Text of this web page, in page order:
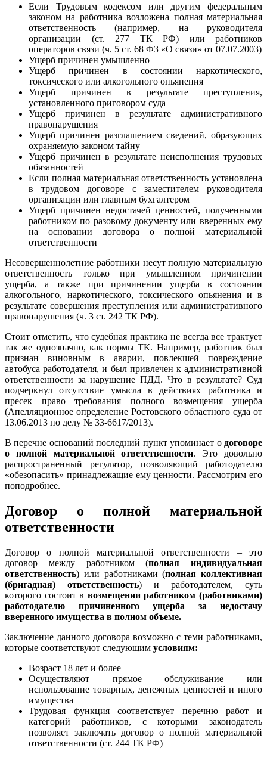
Если Трудовым кодексом или другим федеральным
законом на работника возложена полная материальная
ответственность (например, на руководителя
организации (ст. 277 ТК РФ) или работников
операторов связи (ч. 5 ст. 68 ФЗ «О связи» от 07.07.2003)
Ущерб причинен умышленно
Ущерб причинен в состоянии наркотического,
токсического или алкогольного опьянения
Ущерб причинен в результате преступления,
установленного приговором суда
Ущерб причинен в результате административного
правонарушения
Ущерб причинен разглашением сведений, образующих
охраняемую законом тайну
Ущерб причинен в результате неисполнения трудовых
обязанностей
Если полная материальная ответственность установлена
в трудовом договоре с заместителем руководителя
организации или главным бухгалтером
Ущерб причинен недостачей ценностей, полученными
работником по разовому документу или вверенных ему
на основании договора о полной материальной
ответственности
Несовершеннолетние работники несут полную материальную
ответственность только при умышленном причинении
ущерба, а также при причинении ущерба в состоянии
алкогольного, наркотического, токсического опьянения и в
результате совершения преступления или административного
правонарушения (ч. 3 ст. 242 ТК РФ).
Стоит отметить, что судебная практика не всегда все трактует
так же однозначно, как нормы ТК. Например, работник был
признан виновным в аварии, повлекшей повреждение
автобуса работодателя, и был привлечен к административной
ответственности за нарушение ПДД. Что в результате? Суд
подчеркнул отсутствие умысла в действиях работника и
пресек право требования полного возмещения ущерба
(Апелляционное определение Ростовского областного суда от
13.06.2013 по делу № 33-6617/2013).
В перечне оснований последний пункт упоминает о договоре
о полной материальной ответственности. Это довольно
распространенный регулятор, позволяющий работодателю
«обезопасить» принадлежащие ему ценности. Рассмотрим его
поподробнее.
Договор о полной материальной
ответственности
Договор о полной материальной ответственности – это
договор между работником (полная индивидуальная
ответственность) или работниками (полная коллективная
(бригадная) ответственность) и работодателем, суть
которого состоит в возмещении работником (работниками)
работодателю причиненного ущерба за недостачу
вверенного имущества в полном объеме.
Заключение данного договора возможно с теми работниками,
которые соответствуют следующим условиям:
Возраст 18 лет и более
Осуществляют прямое обслуживание или
использование товарных, денежных ценностей и иного
имущества
Трудовая функция соответствует перечню работ и
категорий работников, с которыми законодатель
позволяет заключать договор о полной материальной
ответственности (ст. 244 ТК РФ)